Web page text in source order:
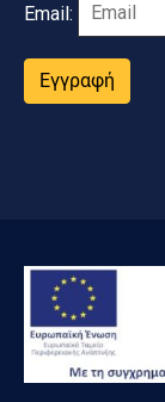
Email:
Εγγραφή